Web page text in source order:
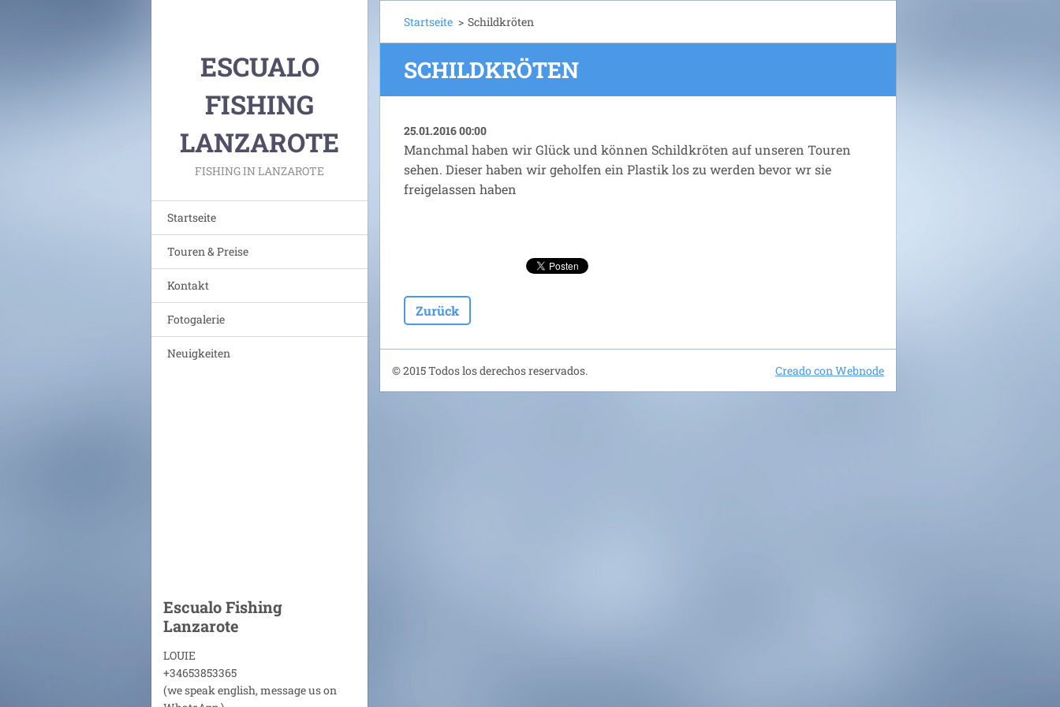
ESCUALO
FISHING
LANZAROTE
FISHING IN LANZAROTE
Startseite
Touren & Preise
Kontakt
Fotogalerie
Neuigkeiten
Escualo Fishing
Lanzarote
LOUIE
+34653853365
(we speak english, message us on
Startseite > Schildkröten
SCHILDKRÖTEN
25.01.2016 00:00
Manchmal haben wir Glück und können Schildkröten auf unseren Touren
sehen. Dieser haben wir geholfen ein Plastik los zu werden bevor wr sie
freigelassen haben
Zurück
© 2015 Todos los derechos reservados. Creado con Webnode